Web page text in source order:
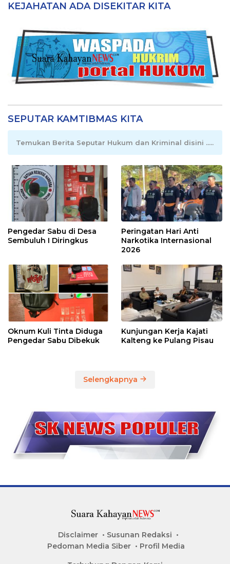
KEJAHATAN ADA DISEKITAR KITA
SEPUTAR KAMTIBMAS KITA
Temukan Berita Seputar Hukum dan Kriminal disini .....
Pengedar Sabu di Desa
Sembuluh I Diringkus
Peringatan Hari Anti
Narkotika Internasional
2026
Oknum Kuli Tinta Diduga
Pengedar Sabu Dibekuk
Kunjungan Kerja Kajati
Kalteng ke Pulang Pisau
Selengkapnya
Disclaimer
Susunan Redaksi
Pedoman Media Siber
Profil Media